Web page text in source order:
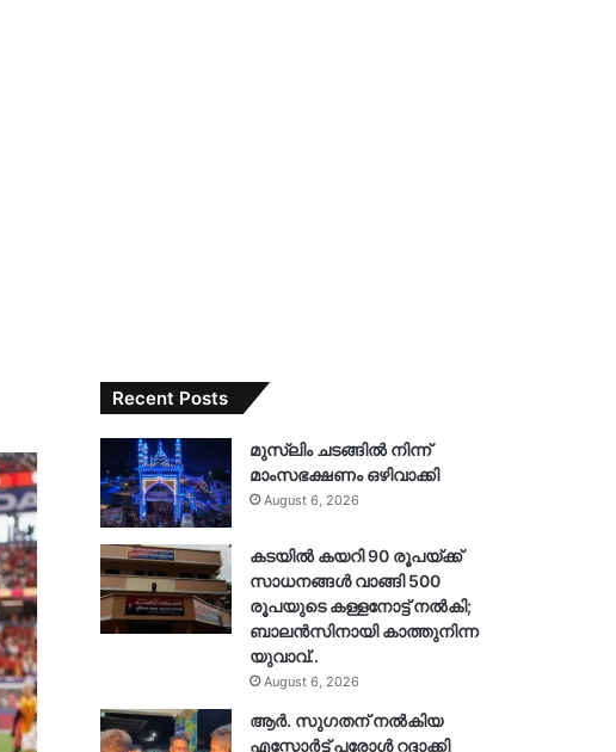
Recent Posts
മുസ്‌ലിം ചടങ്ങിൽ നിന്ന്
മാംസഭക്ഷണം ഒഴിവാക്കി
August 6, 2026
കടയിൽ കയറി 90 രൂപയ്ക്ക്
സാധനങ്ങൾ വാങ്ങി 500
രൂപയുടെ കള്ളനോട്ട് നൽകി;
ബാലൻസിനായി കാത്തുനിന്ന
യുവാവ്..
August 6, 2026
ആർ. സു​ഗതന് നൽകിയ
എസ്കോർട്ട് പരോൾ റദ്ദാക്കി